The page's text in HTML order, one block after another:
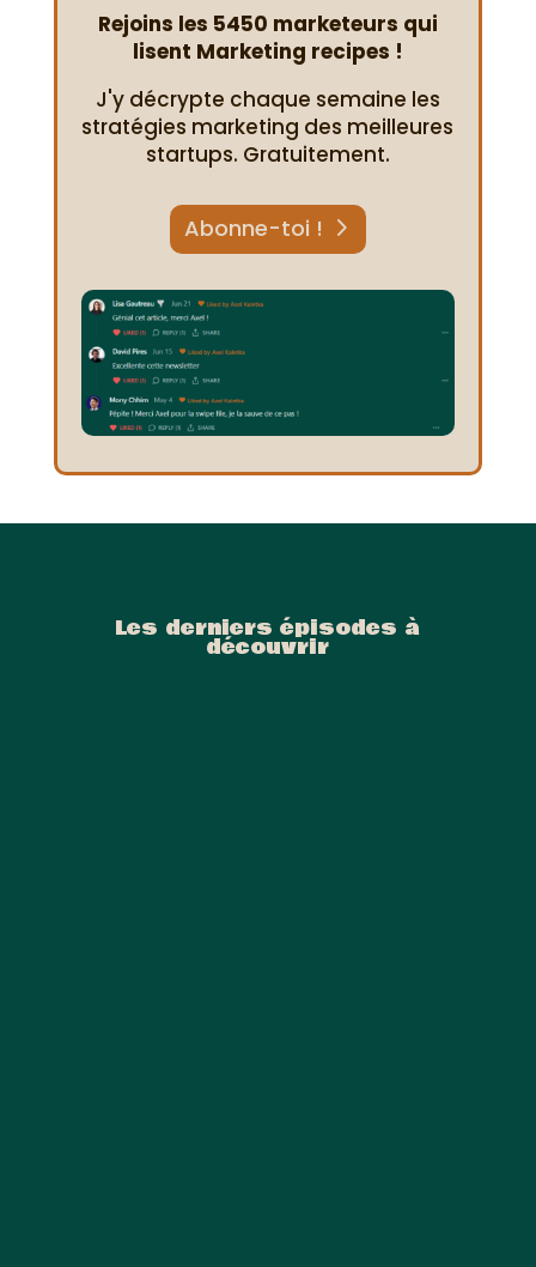
Rejoins les 5450 marketeurs qui
lisent Marketing recipes !
J'y décrypte chaque semaine les
stratégies marketing des meilleures
startups. Gratuitement.
Abonne-toi !
Les derniers épisodes à
découvrir